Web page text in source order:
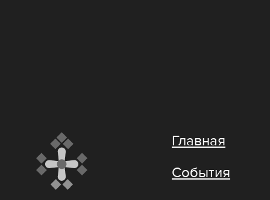
Главная
События